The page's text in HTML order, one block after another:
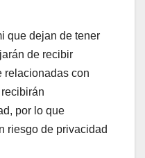
que dejan de tener
de recibir
relacionadas con
por lo que
riesgo de privacidad